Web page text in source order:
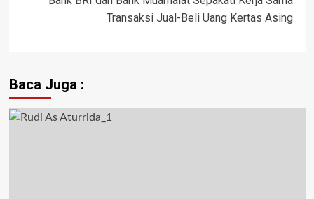
Transaksi Jual-Beli Uang Kertas Asing
Baca Juga :